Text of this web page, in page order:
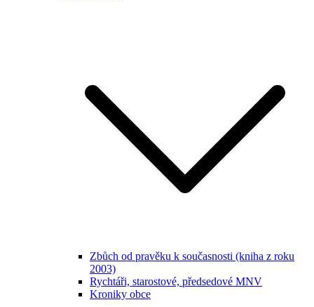
Zbůch od pravěku k současnosti (kniha z roku
2003)
Rychtáři, starostové, předsedové MNV
Kroniky obce